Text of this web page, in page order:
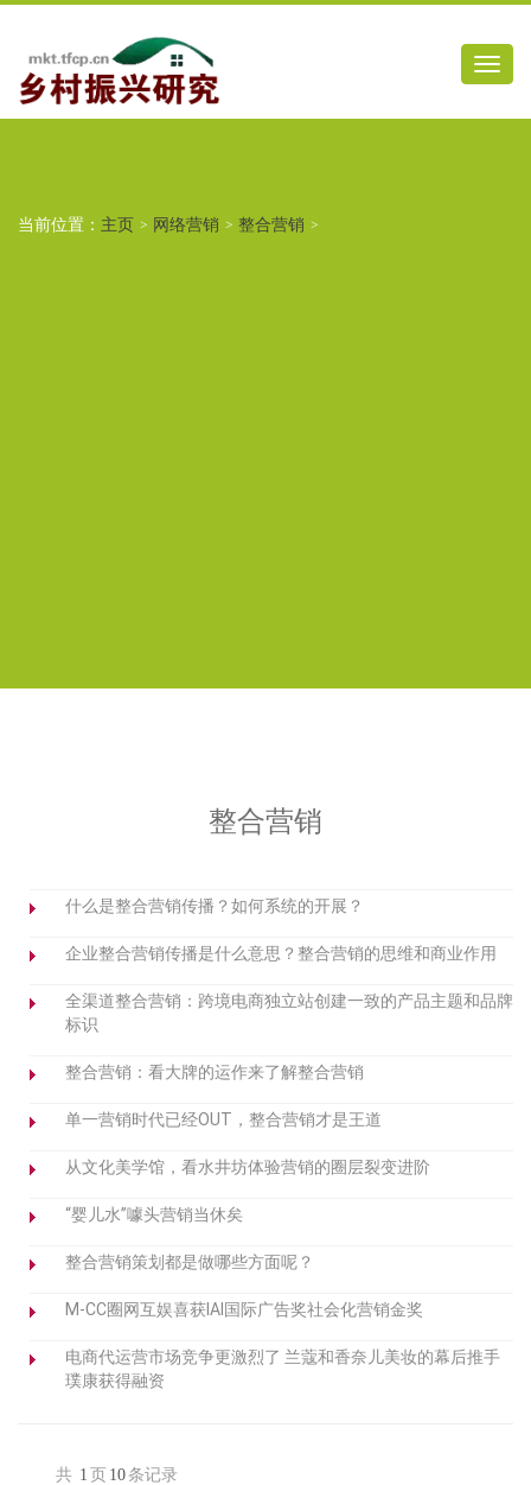
当前位置： 主页 > 网络营销 > 整合营销 >
整合营销
什么是整合营销传播？如何系统的开展？
企业整合营销传播是什么意思？整合营销的思维和商业作用
全渠道整合营销：跨境电商独立站创建一致的产品主题和品牌
标识
整合营销：看大牌的运作来了解整合营销
单一营销时代已经OUT，整合营销才是王道
从文化美学馆，看水井坊体验营销的圈层裂变进阶
“婴儿水”噱头营销当休矣
整合营销策划都是做哪些方面呢？
M-CC圈网互娱喜获IAI国际广告奖社会化营销金奖
电商代运营市场竞争更激烈了 兰蔻和香奈儿美妆的幕后推手
璞康获得融资
共 1 页 10 条记录